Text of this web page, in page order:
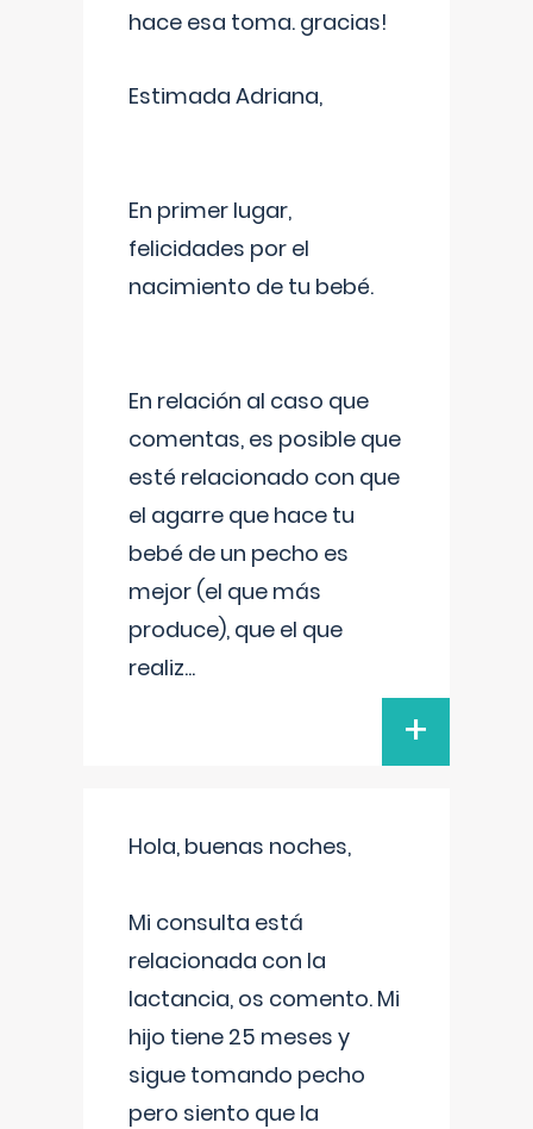
hace esa toma. gracias!
Estimada Adriana,
En primer lugar,
felicidades por el
nacimiento de tu bebé.
En relación al caso que
comentas, es posible que
esté relacionado con que
el agarre que hace tu
bebé de un pecho es
mejor (el que más
produce), que el que
realiz...
+
Hola, buenas noches,
Mi consulta está
relacionada con la
lactancia, os comento. Mi
hijo tiene 25 meses y
sigue tomando pecho
pero siento que la